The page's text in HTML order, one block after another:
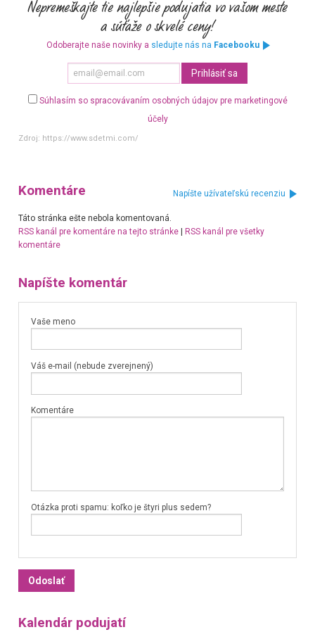
Odoberajte naše novinky a sledujte nás na Facebooku
Súhlasím so spracovávaním osobných údajov pre marketingové
účely
Zdroj: https://www.sdetmi.com/
Komentáre Napíšte užívateľskú recenziu
Táto stránka ešte nebola komentovaná.
RSS kanál pre komentáre na tejto stránke| RSS kanál pre všetky
komentáre
Napíšte komentár
Vaše meno
Váš e-mail (nebude zverejnený)
Komentáre
Otázka proti spamu: koľko je štyri plus sedem?
Kalendár podujatí